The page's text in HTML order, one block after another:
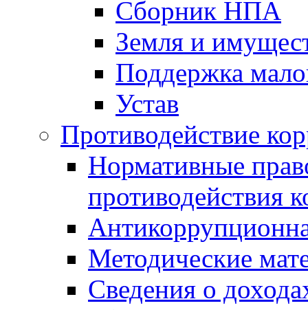
Сборник НПА
Земля и
Поддержка
Устав
Противодействие
Нормативные
противодействия
Методические
Сведения о